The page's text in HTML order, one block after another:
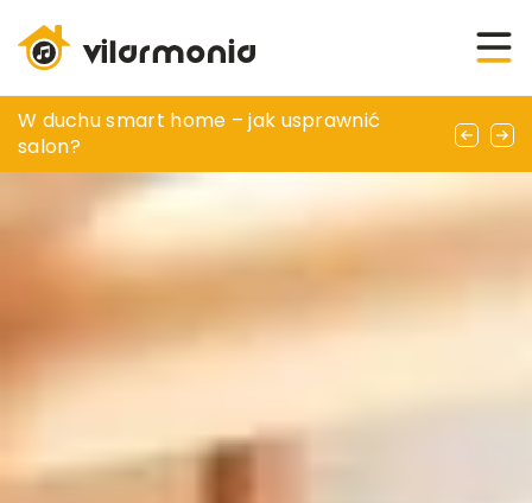
Jak wybrać właściwy zlewozmywak
granitowy do kuchni?
W duchu smart home – jak usprawnić
salon?
Jak nowoczesne technologie zmieniają
branżę frezowania i wiercenia kominów?